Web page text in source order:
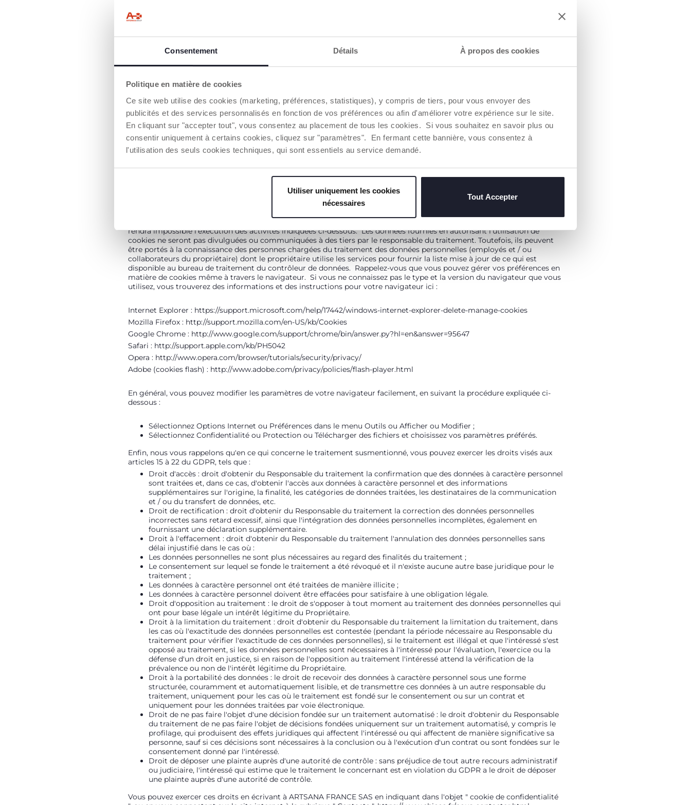
Consentement Détails À propos des cookies
Politique en matière de cookies
Ce site web utilise des cookies (marketing, préférences, statistiques), y compris de tiers, pour vous envoyer des
publicités et des services personnalisés en fonction de vos préférences ou afin d'améliorer votre expérience sur le site.
En cliquant sur "accepter tout", vous consentez au placement de tous les cookies. Si vous souhaitez en savoir plus ou
consentir uniquement à certains cookies, cliquez sur "paramètres". En fermant cette bannière, vous consentez à
l'utilisation des seuls cookies techniques, qui sont essentiels au service demandé.
Utiliser uniquement les cookies
nécessaires
Tout Accepter
pour vous envoyer des publicités et des services personnalisés en fonction de vos préférences ou afin d'améliorer votre
souhaitez en savoir plus ou consentir uniquement à certains cookies, cliquez sur "paramètres". En fermant cette
bannière, vous consentez à l'utilisation des seuls cookies techniques, qui sont essentiels au service demandé.
Ce site web utilise des cookies (marketing, préférences, statistiques), y compris de tiers, pour vous envoyer des publicités
sur "accepter tout", vous consentez au placement de tous les cookies. Si vous souhaitez en savoir plus ou consentir
uniquement à certains cookies, cliquez sur "paramètres". En fermant cette bannière, vous consentez à n'utiliser que des
cookies techniques, qui sont essentiels au service demandé.
Les cookies sont des éléments de données envoyés par le site web au navigateur de l'utilisateur pendant que celui-ci
navigue sur le site. Les cookies sont utilisés à des fins différentes et ils ont des caractéristiques différentes, par exemple
pour soutenir des fonctionnalités essentielles ainsi que pour suivre les informations d'utilisation qui nous permettent
d'améliorer le comportement.
Le contrôleur de données pour les cookies installés par le même est ARTSANA France SAS, dont le siège social est situé
cookies installés par des tiers, veuillez consulter les liens ci-dessous vers les informations sur les sites tiers ou vous
connecter au site web :https://www.chicco.fr/ Les données personnelles que vous fournissez par le biais de l'autorisation
rendra impossible l'exécution des activités indiquées ci-dessous. Les données fournies en autorisant l'utilisation de
cookies ne seront pas divulguées ou communiquées à des tiers par le responsable du traitement. Toutefois, ils peuvent
être portés à la connaissance des personnes chargées du traitement des données personnelles (employés et / ou
collaborateurs du propriétaire) dont le propriétaire utilise les services pour fournir la liste mise à jour de ce qui est
disponible au bureau de traitement du contrôleur de données. Rappelez-vous que vous pouvez gérer vos préférences en
matière de cookies même à travers le navigateur. Si vous ne connaissez pas le type et la version du navigateur que vous
utilisez, vous trouverez des informations et des instructions pour votre navigateur ici :
Internet Explorer : https://support.microsoft.com/help/17442/windows-internet-explorer-delete-manage-cookies
Mozilla Firefox : http://support.mozilla.com/en-US/kb/Cookies
Google Chrome : http://www.google.com/support/chrome/bin/answer.py?hl=en&answer=95647
Safari : http://support.apple.com/kb/PH5042
Opera : http://www.opera.com/browser/tutorials/security/privacy/
Adobe (cookies flash) : http://www.adobe.com/privacy/policies/flash-player.html
En général, vous pouvez modifier les paramètres de votre navigateur facilement, en suivant la procédure expliquée ci-
dessous :
Sélectionnez Options Internet ou Préférences dans le menu Outils ou Afficher ou Modifier ;
Sélectionnez Confidentialité ou Protection ou Télécharger des fichiers et choisissez vos paramètres préférés.
Enfin, nous vous rappelons qu'en ce qui concerne le traitement susmentionné, vous pouvez exercer les droits visés aux
articles 15 à 22 du GDPR, tels que :
Droit d'accès : droit d'obtenir du Responsable du traitement la confirmation que des données à caractère personnel
sont traitées et, dans ce cas, d'obtenir l'accès aux données à caractère personnel et des informations
supplémentaires sur l'origine, la finalité, les catégories de données traitées, les destinataires de la communication
et / ou du transfert de données, etc.
Droit de rectification : droit d'obtenir du Responsable du traitement la correction des données personnelles
incorrectes sans retard excessif, ainsi que l'intégration des données personnelles incomplètes, également en
fournissant une déclaration supplémentaire.
Droit à l'effacement : droit d'obtenir du Responsable du traitement l'annulation des données personnelles sans
délai injustifié dans le cas où :
Les données personnelles ne sont plus nécessaires au regard des finalités du traitement ;
Le consentement sur lequel se fonde le traitement a été révoqué et il n'existe aucune autre base juridique pour le
traitement ;
Les données à caractère personnel ont été traitées de manière illicite ;
Les données à caractère personnel doivent être effacées pour satisfaire à une obligation légale.
Droit d'opposition au traitement : le droit de s'opposer à tout moment au traitement des données personnelles qui
ont pour base légale un intérêt légitime du Propriétaire.
Droit à la limitation du traitement : droit d'obtenir du Responsable du traitement la limitation du traitement, dans
les cas où l'exactitude des données personnelles est contestée (pendant la période nécessaire au Responsable du
traitement pour vérifier l'exactitude de ces données personnelles), si le traitement est illégal et que l'intéressé s'est
opposé au traitement, si les données personnelles sont nécessaires à l'intéressé pour l'évaluation, l'exercice ou la
défense d'un droit en justice, si en raison de l'opposition au traitement l'intéressé attend la vérification de la
prévalence ou non de l'intérêt légitime du Propriétaire.
Droit à la portabilité des données : le droit de recevoir des données à caractère personnel sous une forme
structurée, couramment et automatiquement lisible, et de transmettre ces données à un autre responsable du
traitement, uniquement pour les cas où le traitement est fondé sur le consentement ou sur un contrat et
uniquement pour les données traitées par voie électronique.
Droit de ne pas faire l'objet d'une décision fondée sur un traitement automatisé : le droit d'obtenir du Responsable
du traitement de ne pas faire l'objet de décisions fondées uniquement sur un traitement automatisé, y compris le
profilage, qui produisent des effets juridiques qui affectent l'intéressé ou qui affectent de manière significative sa
personne, sauf si ces décisions sont nécessaires à la conclusion ou à l'exécution d'un contrat ou sont fondées sur le
consentement donné par l'intéressé.
Droit de déposer une plainte auprès d'une autorité de contrôle : sans préjudice de tout autre recours administratif
ou judiciaire, l'intéressé qui estime que le traitement le concernant est en violation du GDPR a le droit de déposer
une plainte auprès d'une autorité de contrôle.
Vous pouvez exercer ces droits en écrivant à ARTSANA FRANCE SAS en indiquant dans l'objet " cookie de confidentialité